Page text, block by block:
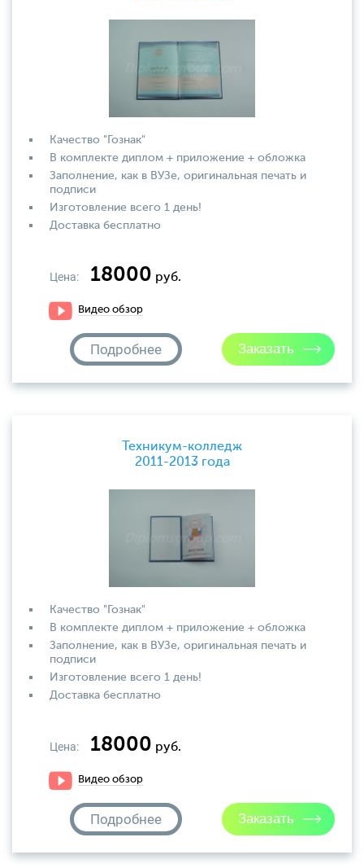
Качество "Гознак"
В комплекте диплом + приложение + обложка
Заполнение, как в ВУЗе, оригинальная печать и
подписи
Изготовление всего 1 день!
Доставка бесплатно
Цена: 18000 руб.
Видео обзор
Подробнее
Техникум-колледж
2011-2013 года
Качество "Гознак"
В комплекте диплом + приложение + обложка
Заполнение, как в ВУЗе, оригинальная печать и
подписи
Изготовление всего 1 день!
Доставка бесплатно
Цена: 18000 руб.
Видео обзор
Подробнее